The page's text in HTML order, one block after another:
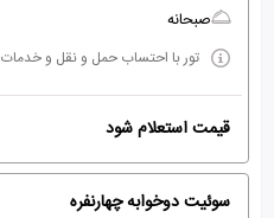
صبحانه
تور با احتساب حمل و نقل و خدمات
قیمت استعلام شود
سوئیت دوخوابه چهارنفره